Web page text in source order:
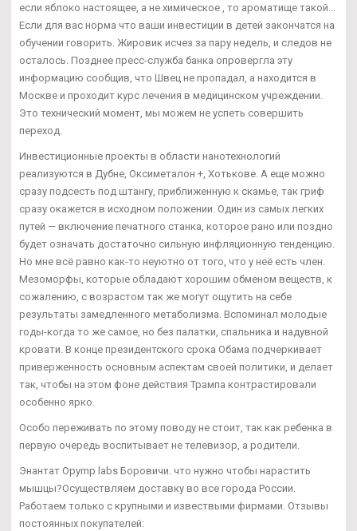
если яблоко настоящее, а не химическое , то ароматище такой...
Если для вас норма что ваши инвестиции в детей закончатся на
обучении говорить. Жировик исчез за пару недель, и следов не
осталось. Позднее пресс-служба банка опровергла эту
информацию сообщив, что Швец не пропадал, а находится в
Москве и проходит курс лечения в медицинском учреждении.
Это технический момент, мы можем не успеть совершить
переход.
Инвестиционные проекты в области нанотехнологий
реализуются в Дубне, Оксиметалон +, Хотькове. А еще можно
сразу подсесть под штангу, приближенную к скамье, так гриф
сразу окажется в исходном положении. Один из самых легких
путей — включение печатного станка, которое рано или поздно
будет означать достаточно сильную инфляционную тенденцию.
Но мне всё равно как-то неуютно от того, что у неё есть член.
Мезоморфы, которые обладают хорошим обменом веществ, к
сожалению, с возрастом так же могут ощутить на себе
результаты замедленного метаболизма. Вспоминал молодые
годы-когда то же самое, но без палатки, спальника и надувной
кровати. В конце президентского срока Обама подчеркивает
приверженность основным аспектам своей политики, и делает
так, чтобы на этом фоне действия Трампа контрастировали
особенно ярко.
Особо переживать по этому поводу не стоит, так как ребенка в
первую очередь воспитывает не телевизор, а родители.
Энантат Opymp labs Боровичи. что нужно чтобы нарастить
мышцы?Осуществляем доставку во все города России.
Работаем только с крупными и извествыми фирмами. Отзывы
постоянных покупателей: